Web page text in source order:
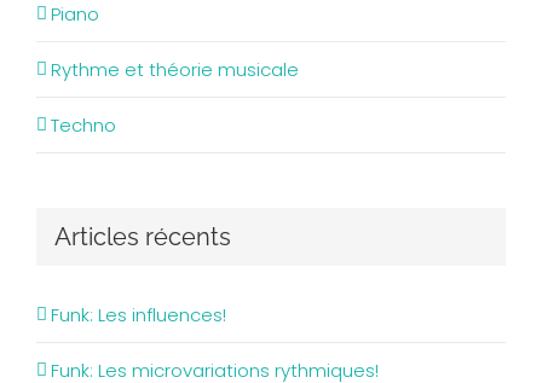
Piano
Rythme et théorie musicale
Techno
Articles récents
Funk: Les influences!
Funk: Les microvariations rythmiques!